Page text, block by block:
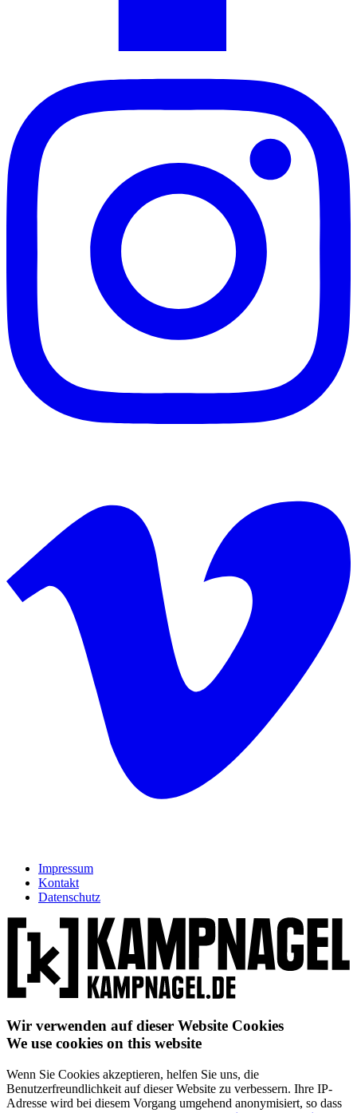
Impressum
Kontakt
Datenschutz
Wir verwenden auf dieser Website Cookies
We use cookies on this website
Wenn Sie Cookies akzeptieren, helfen Sie uns, die
Benutzerfreundlichkeit auf dieser Website zu verbessern. Ihre IP-
Adresse wird bei diesem Vorgang umgehend anonymisiert, so dass